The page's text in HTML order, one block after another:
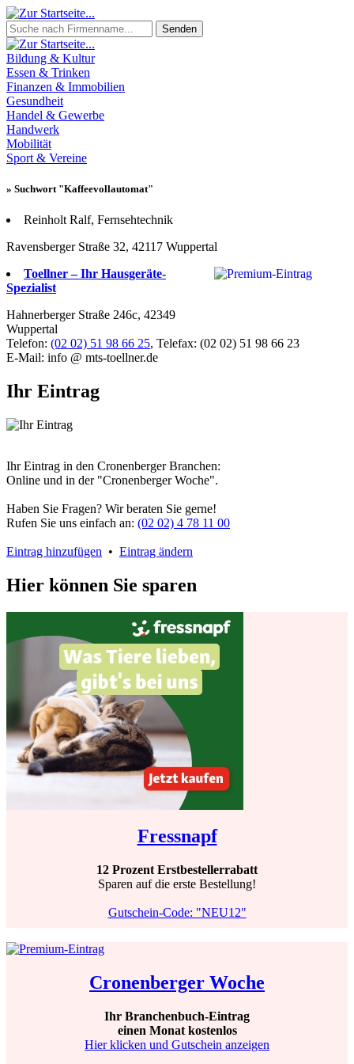
Senden
Bildung & Kultur
Essen & Trinken
Finanzen & Immobilien
Gesundheit
Handel & Gewerbe
Handwerk
Mobilität
Sport & Vereine
» Suchwort "Kaffeevollautomat"
Reinholt Ralf, Fernsehtechnik
Ravensberger Straße 32, 42117 Wuppertal
Toellner – Ihr Hausgeräte-
Spezialist
Hahnerberger Straße 246c, 42349
Wuppertal
Telefon: (02 02) 51 98 66 25, Telefax: (02 02) 51 98 66 23
E-Mail: info @ mts-toellner.de
Ihr Eintrag
Ihr Eintrag in den Cronenberger Branchen:
Online und in der "Cronenberger Woche".
Haben Sie Fragen? Wir beraten Sie gerne!
Rufen Sie uns einfach an: (02 02) 4 78 11 00
Eintrag hinzufügen • Eintrag ändern
Hier können Sie sparen
Fressnapf
12 Prozent Erstbestellerrabatt
Sparen auf die erste Bestellung!
Gutschein-Code: "NEU12"
Cronenberger Woche
Ihr Branchenbuch-Eintrag
einen Monat kostenlos
Hier klicken und Gutschein anzeigen